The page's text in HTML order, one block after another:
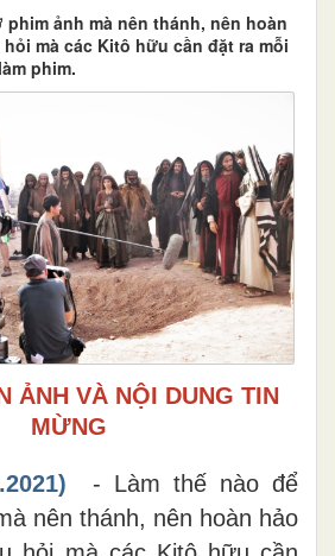
phim ảnh mà nên thánh, nên hoàn
mà các Kitô hữu cần đặt ra mỗi
phim.
ẢNH VÀ NỘI DUNG TIN
MỪNG
- Làm thế nào để
nên thánh, nên hoàn hảo